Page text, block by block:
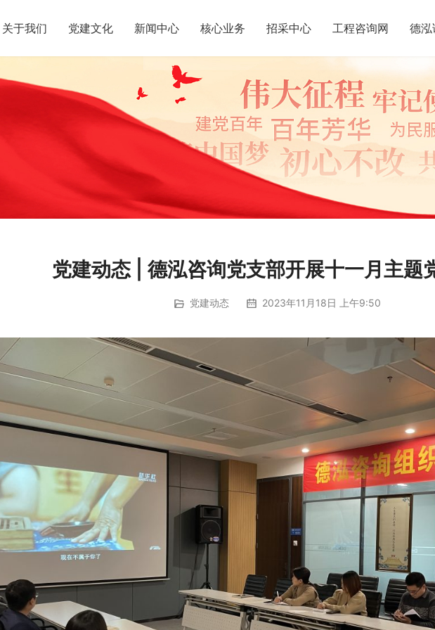
关于我们 党建文化 新闻中心 核心业务 招采中心 工程咨询网 德泓
党建动态 | 德泓咨询党支部开展十一月主题
党建动态 2023年11月18日 上午9:50